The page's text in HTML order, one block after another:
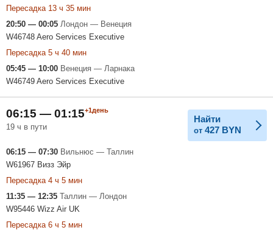
Пересадка 13 ч 35 мин
20:50 — 00:05 Лондон — Венеция
W46748 Aero Services Executive
Пересадка 5 ч 40 мин
05:45 — 10:00 Венеция — Ларнака
W46749 Aero Services Executive
06:15 — 01:15+1день
19 ч в пути
Найти
от 427 BYN
06:15 — 07:30 Вильнюс — Таллин
W61967 Визз Эйр
Пересадка 4 ч 5 мин
11:35 — 12:35 Таллин — Лондон
W95446 Wizz Air UK
Пересадка 6 ч 5 мин